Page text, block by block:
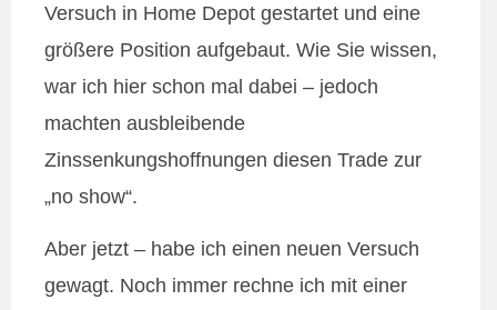
Versuch in Home Depot gestartet und eine
größere Position aufgebaut. Wie Sie wissen,
war ich hier schon mal dabei – jedoch
machten ausbleibende
Zinssenkungshoffnungen diesen Trade zur
„no show“.
Aber jetzt – habe ich einen neuen Versuch
gewagt. Noch immer rechne ich mit einer